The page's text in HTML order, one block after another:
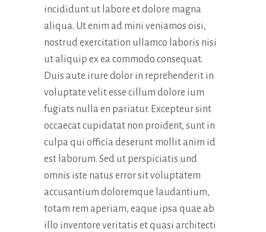
incididunt ut labore et dolore magna
aliqua. Ut enim ad mini veniamos oisi,
nostrud exercitation ullamco laboris nisi
ut aliquip ex ea commodo consequat.
Duis aute irure dolor in reprehenderit in
voluptate velit esse cillum dolore ium
fugiats nulla en pariatur. Excepteur sint
occaecat cupidatat non proident, sunt in
culpa qui officia deserunt mollit anim id
est laborum. Sed ut perspiciatis und
omnis iste natus error sit voluptatem
accusantium doloremque laudantium,
totam rem aperiam, eaque ipsa quae ab
illo inventore veritatis et quasi architecti